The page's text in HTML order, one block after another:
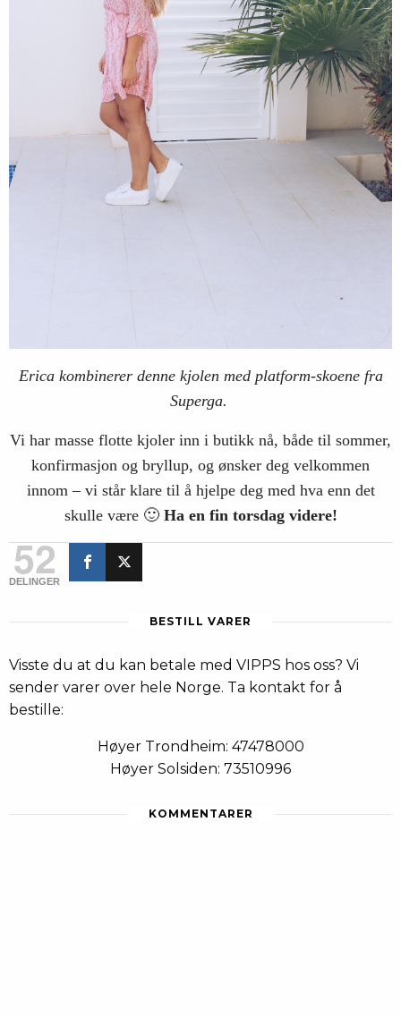
Erica kombinerer denne kjolen med platform-skoene fra
Superga.
Vi har masse flotte kjoler inn i butikk nå, både til sommer,
konfirmasjon og bryllup, og ønsker deg velkommen
innom – vi står klare til å hjelpe deg med hva enn det
skulle være 🙂 Ha en fin torsdag videre!
52
DELINGER
BESTILL VARER
Visste du at du kan betale med VIPPS hos oss? Vi
sender varer over hele Norge. Ta kontakt for å
bestille:
Høyer Trondheim: 47478000
Høyer Solsiden: 73510996
KOMMENTARER